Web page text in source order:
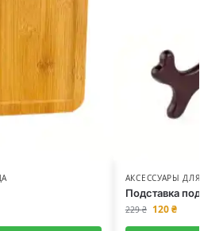
АКСЕССУАРЫ
Подставка
229₴ 120₴